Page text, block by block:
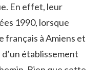
En effet, leur
1990, lorsque
à Amiens et
établissement